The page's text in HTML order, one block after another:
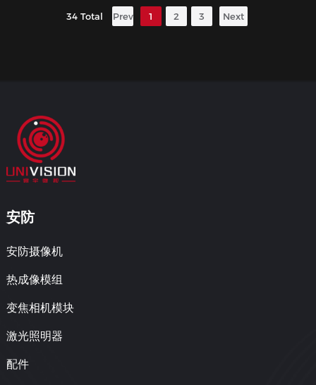
34 Total Prev 1 2 3 Next
安防
安防摄像机
热成像模组
变焦相机模块
激光照明器
配件